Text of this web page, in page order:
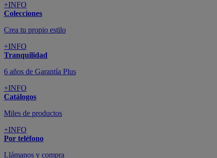
+INFO
Colecciones
Crea tu propio estilo
+INFO
Tranquilidad
6 años de Garantía Plus
+INFO
Catálogos
Miles de productos
+INFO
Por teléfono
Llámanos y compra